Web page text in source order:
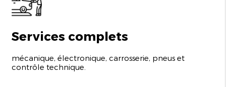
Services complets
mécanique, électronique, carrosserie, pneus et
contrôle technique.